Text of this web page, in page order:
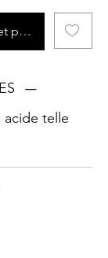
payer
acide telle